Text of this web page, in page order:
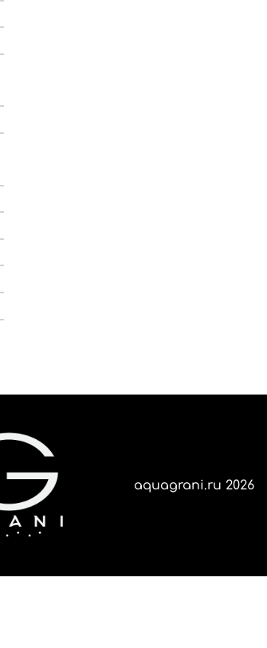
aquagrani.ru 2026